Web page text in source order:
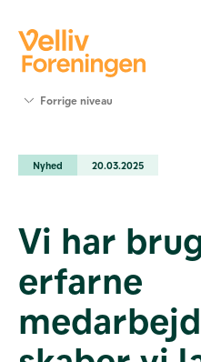
Værktøjer
Foreningen
Kontakt
os
Forrige niveau
Nyhed 20.03.2025
Vi har
erfarne